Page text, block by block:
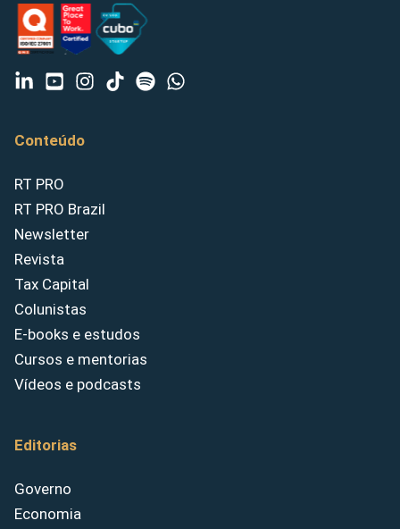
Conteúdo
RT PRO
RT PRO Brazil
Newsletter
Revista
Tax Capital
Colunistas
E-books e estudos
Cursos e mentorias
Vídeos e podcasts
Editorias
Governo
Economia